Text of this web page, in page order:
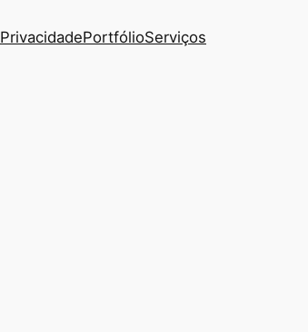
PortfólioServiços